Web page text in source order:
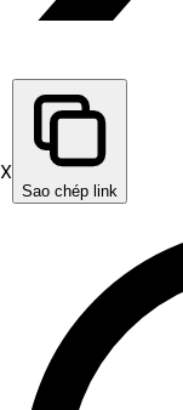
X
Sao chép link